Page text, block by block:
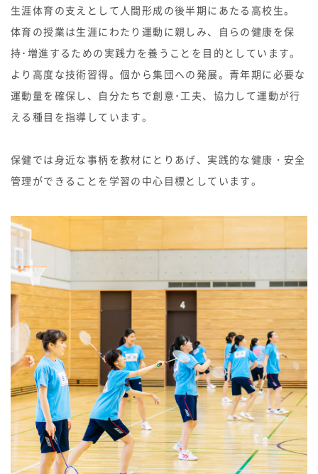
いじめ防止対策
ADMISSION
入試・入学案内
入試要項・出願書類
学校説明会
入学金・学費
入学試験問題
スクールガイド
上級学校訪問
志願者速報
合格者発表
よくあるご質問
INFORMATION
総合案内
ニュース・トピックス一覧
お問い合わせ
キャンパスマップ
アクセスマップ
緊急・災害時の対応
ご支援をお考えの方へ
生涯体育の支えとして人間形成の後半期にあたる高校生。
体育の授業は生涯にわたり運動に親しみ、自らの健康を保
持･増進するための実践力を養うことを目的としています。
より高度な技術習得。個から集団への発展。青年期に必要な
運動量を確保し、自分たちで創意･工夫、協力して運動が行
える種目を指導しています。
保健では身近な事柄を教材にとりあげ、実践的な健康・安全
管理ができることを学習の中心目標としています。